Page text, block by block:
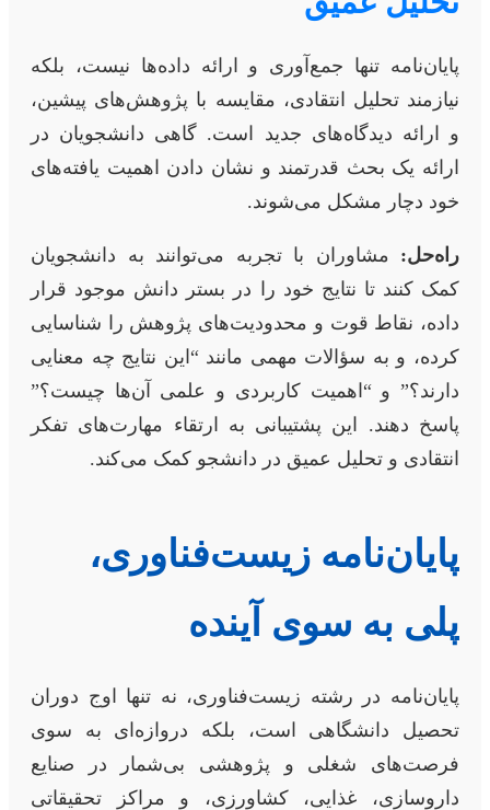
پایان‌نامه تنها جمع‌آوری و ارائه داده‌ها نیست، بلکه
نیازمند تحلیل انتقادی، مقایسه با پژوهش‌های پیشین،
و ارائه دیدگاه‌های جدید است. گاهی دانشجویان در
ارائه یک بحث قدرتمند و نشان دادن اهمیت یافته‌های
خود دچار مشکل می‌شوند.
راه‌حل: مشاوران با تجربه می‌توانند به دانشجویان
کمک کنند تا نتایج خود را در بستر دانش موجود قرار
داده، نقاط قوت و محدودیت‌های پژوهش را شناسایی
کرده، و به سؤالات مهمی مانند “این نتایج چه معنایی
دارند؟” و “اهمیت کاربردی و علمی آن‌ها چیست؟”
پاسخ دهند. این پشتیبانی به ارتقاء مهارت‌های تفکر
انتقادی و تحلیل عمیق در دانشجو کمک می‌کند.
پایان‌نامه زیست‌فناوری،
پلی به سوی آینده
پایان‌نامه در رشته زیست‌فناوری، نه تنها اوج دوران
تحصیل دانشگاهی است، بلکه دروازه‌ای به سوی
فرصت‌های شغلی و پژوهشی بی‌شمار در صنایع
داروسازی، غذایی، کشاورزی، و مراکز تحقیقاتی